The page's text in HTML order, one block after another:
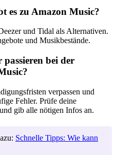
es zu Amazon Music?
und Tidal als Alternativen.
und Musikbestände.
bei der
verpassen und
Fehler. Prüfe deine
gib alle nötigen Infos an.
Schnelle Tipps: Wie kann